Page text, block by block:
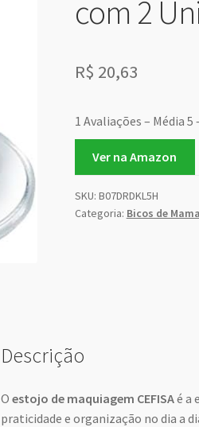
com 2
R$ 20,63
1 Avaliações – Média 5
Ver na Amazon
SKU: B07DRDKL5H
Categoria: Bicos de
Descrição
Oestojo de maquiagem CEFISAé a
praticidade e organização no dia a